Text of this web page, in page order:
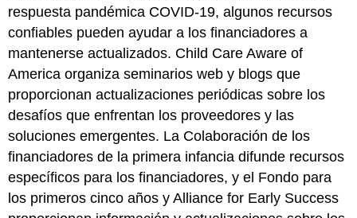
respuesta pandémica COVID-19, algunos recursos
confiables pueden ayudar a los financiadores a
mantenerse actualizados. Child Care Aware of
America organiza seminarios web y blogs que
proporcionan actualizaciones periódicas sobre los
desafíos que enfrentan los proveedores y las
soluciones emergentes. La Colaboración de los
financiadores de la primera infancia difunde recursos
específicos para los financiadores, y el Fondo para
los primeros cinco años y Alliance for Early Success